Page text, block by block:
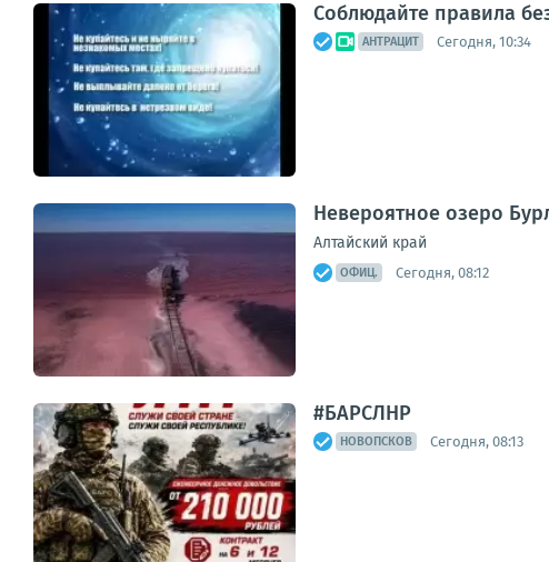
Соблюдайте правила
АНТРАЦИТ Сегодня, 10:34
Невероятное озеро
Алтайский край
ОФИЦ. Сегодня, 08:12
#БАРСЛНР
НОВОПСКОВ Сегодня, 08:13